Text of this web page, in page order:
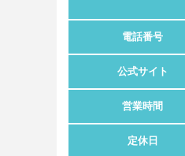
電話番号
公式サイト
営業時間
定休日